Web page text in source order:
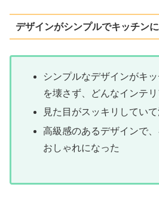
デザインがシンプルでキッチン
シンプルなデザインがキ
を壊さず、どんなインテ
見た目がスッキリしてい
高級感のあるデザインで
おしゃれになった